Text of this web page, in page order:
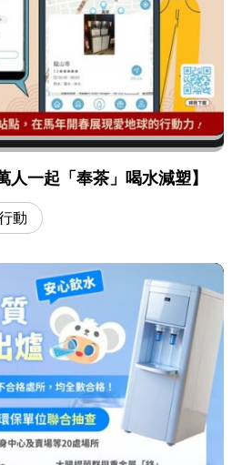
人一起「奉茶」喝水減塑】
動